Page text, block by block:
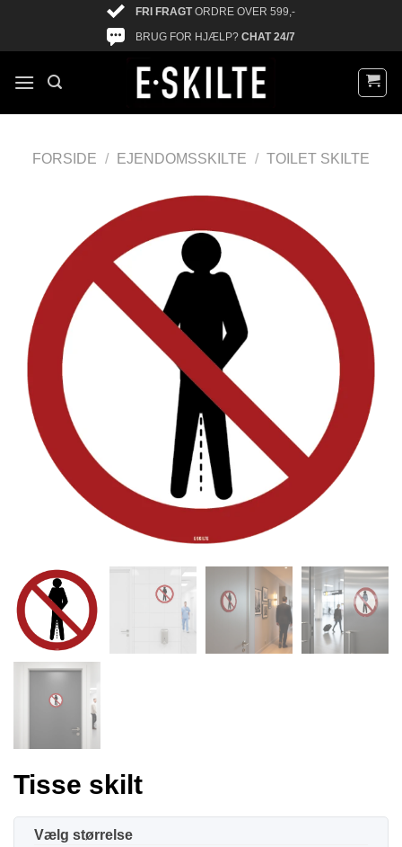
FRI FRAGTORDRE OVER 599,-
BRUG FOR HJÆLP? CHAT 24/7
FORSIDE / EJENDOMSSKILTE / TOILET SKILTE
Tisse skilt
størrelse